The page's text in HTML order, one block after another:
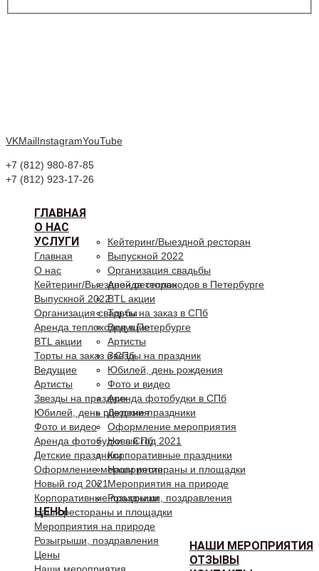
VKMailInstagramYouTube
+7 (812) 980-87-85
+7 (812) 923-17-26
ГЛАВНАЯ
О НАС
УСЛУГИ
Кейтеринг/Выездной ресторан
Выпускной 2022
Организация свадьбы
Аренда теплоходов в Петербурге
BTL акции
Торты на заказ в СПб
Ведущие
Артисты
Звезды на праздник
Юбилей, день рождения
Фото и видео
Аренда фотобудки в СПб
Детские праздники
Оформление мероприятия
Новый год 2021
Корпоративные праздники
Наши рестораны и площадки
Мероприятия на природе
Розыгрыши, поздравления
ЦЕНЫ
НАШИ МЕРОПРИЯТИЯ
ОТЗЫВЫ
Главная
О нас
Кейтеринг/Выездной ресторан
Выпускной 2022
Организация свадьбы
Аренда теплоходов в Петербурге
BTL акции
Торты на заказ в СПб
Ведущие
Артисты
Звезды на праздник
Юбилей, день рождения
Фото и видео
Аренда фотобудки в СПб
Детские праздники
Оформление мероприятия
Новый год 2021
Корпоративные праздники
Наши рестораны и площадки
Мероприятия на природе
Розыгрыши, поздравления
Цены
Наши мероприятия